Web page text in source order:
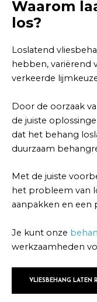
Waarom
los?
Loslatend
hebben, variërend
verkeerde
Door de oorzaak
de juiste
dat het behang
duurzaam
Met de juiste
het probleem van
aanpakken en een
Je kunt onze
werkzaamheden
VLIESBEHANG LATEN